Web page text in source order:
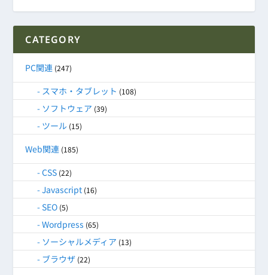
CATEGORY
PC関連 (247)
スマホ・タブレット (108)
ソフトウェア (39)
ツール (15)
Web関連 (185)
CSS (22)
Javascript (16)
SEO (5)
Wordpress (65)
ソーシャルメディア (13)
ブラウザ (22)